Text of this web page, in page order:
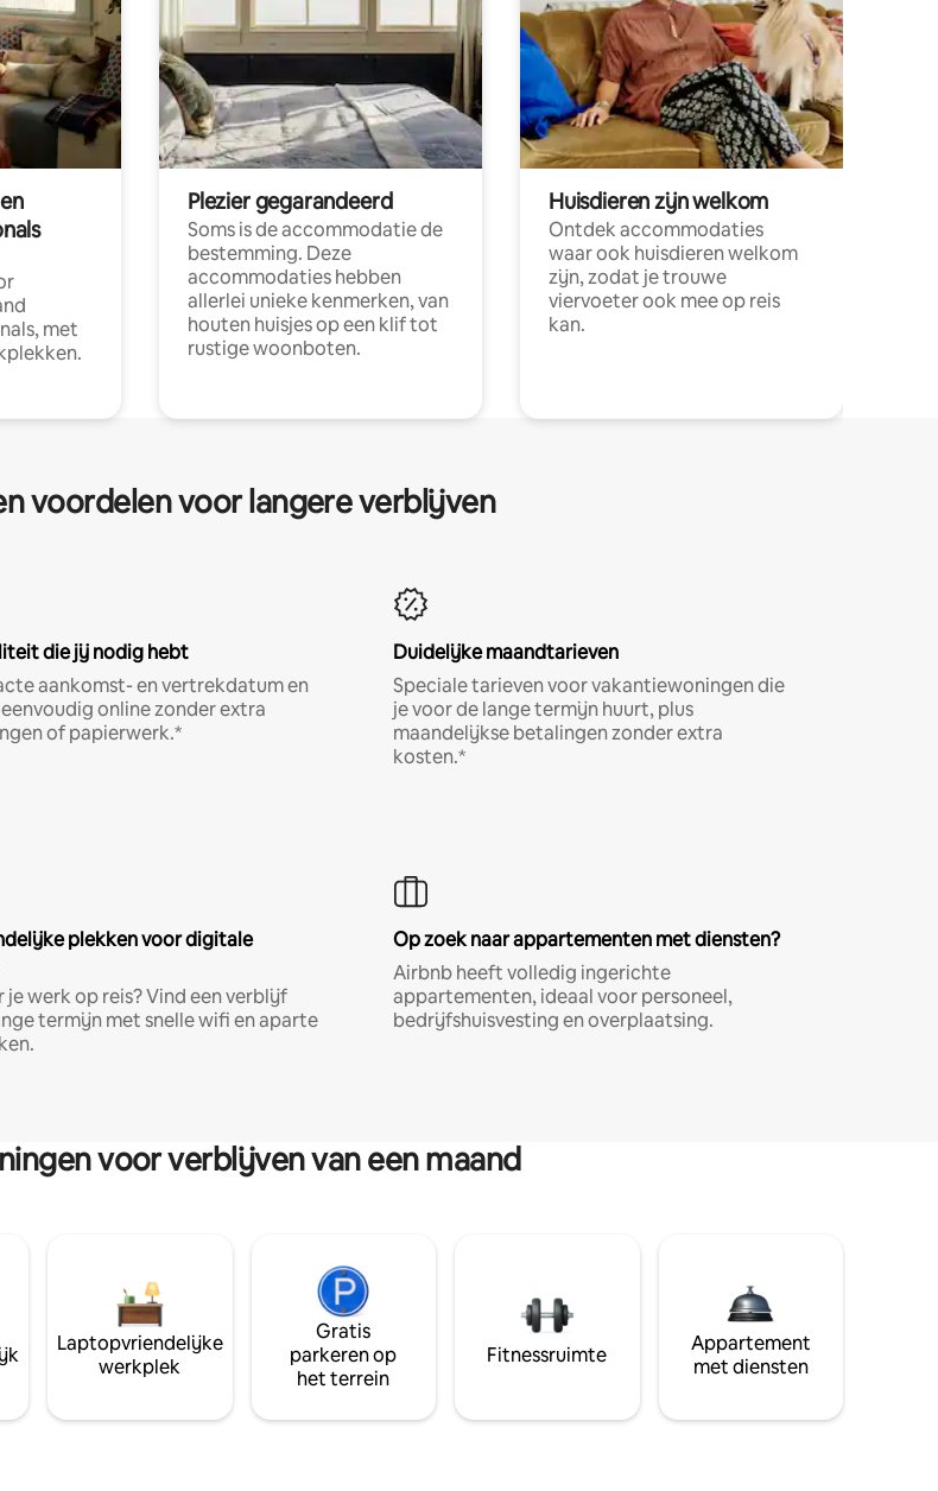
met
Plezier gegarandeerd
Soms is de accommodatie de
bestemming. Deze
accommodaties hebben
allerlei unieke kenmerken, van
houten huisjes op een klif tot
rustige woonboten.
Huisdieren zijn welkom
Ontdek accommodaties
waar ook huisdieren welkom
zijn, zodat je trouwe
viervoeter ook mee op reis
kan.
voordelen voor langere verblijven
die jij nodig hebt
aankomst- en vertrekdatum en
online zonder extra
of papierwerk.*
Duidelijke maandtarieven
Speciale tarieven voor vakantiewoningen die
je voor de lange termijn huurt, plus
maandelijkse betalingen zonder extra
kosten.*
plekken voor digitale
je werk op reis? Vind een verblijf
termijn met snelle wifi en aparte
Op zoek naar appartementen met diensten?
Airbnb heeft volledig ingerichte
appartementen, ideaal voor personeel,
bedrijfshuisvesting en overplaatsing.
voor verblijven van een maand
Laptopvriendelijke
werkplek
Gratis
parkeren op
het terrein
Fitnessruimte
Appartement
met diensten